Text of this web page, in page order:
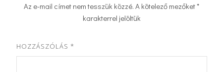
Az e-mail címet nem tesszük közzé. A kötelező mezőket*
karakterrel jelöltük
HOZZÁSZÓLÁS *